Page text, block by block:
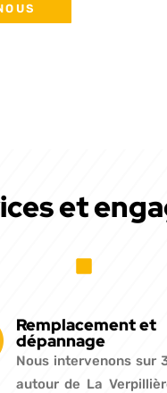
et
Remplacement et
dépannage
Nous intervenons sur
autour de La